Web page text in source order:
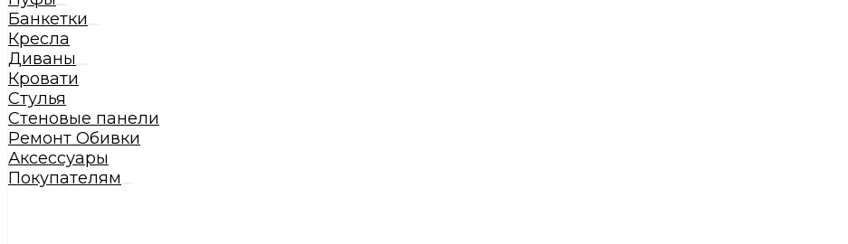
Банкетки
Кресла
Диваны
Кровати
Стулья
Стеновые панели
Ремонт Обивки
Аксессуары
Покупателям